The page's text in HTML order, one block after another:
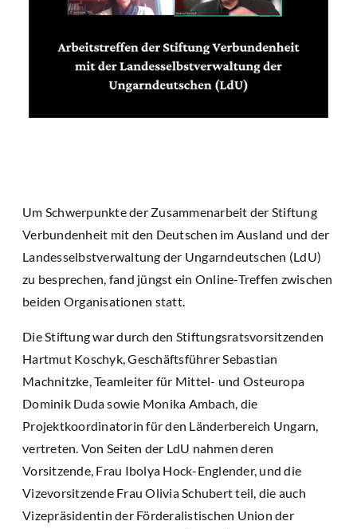
Um Schwerpunkte der Zusammenarbeit der Stiftung
Verbundenheit mit den Deutschen im Ausland und der
Landesselbstverwaltung der Ungarndeutschen (LdU)
zu besprechen, fand jüngst ein Online-Treffen zwischen
beiden Organisationen statt.
Die Stiftung war durch den Stiftungsratsvorsitzenden
Hartmut Koschyk, Geschäftsführer Sebastian
Machnitzke, Teamleiter für Mittel- und Osteuropa
Dominik Duda sowie Monika Ambach, die
Projektkoordinatorin für den Länderbereich Ungarn,
vertreten. Von Seiten der LdU nahmen deren
Vorsitzende, Frau Ibolya Hock-Englender, und die
Vizevorsitzende Frau Olivia Schubert teil, die auch
Vizepräsidentin der Förderalistischen Union der